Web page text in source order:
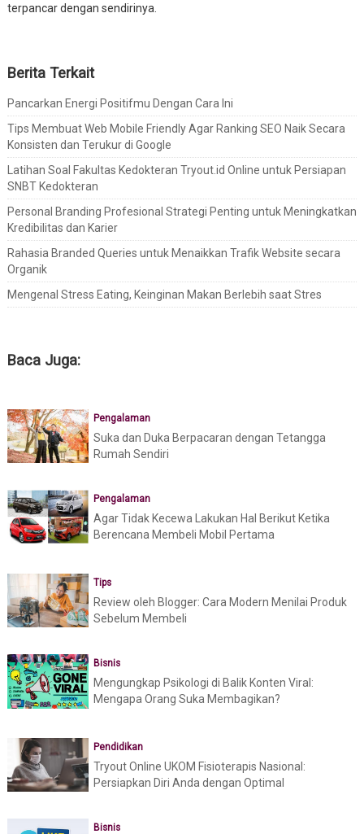
terpancar dengan sendirinya.
Berita Terkait
Pancarkan Energi Positifmu Dengan Cara Ini
Tips Membuat Web Mobile Friendly Agar Ranking SEO Naik Secara
Konsisten dan Terukur di Google
Latihan Soal Fakultas Kedokteran Tryout.id Online untuk Persiapan
SNBT Kedokteran
Personal Branding Profesional Strategi Penting untuk Meningkatkan
Kredibilitas dan Karier
Rahasia Branded Queries untuk Menaikkan Trafik Website secara
Organik
Mengenal Stress Eating, Keinginan Makan Berlebih saat Stres
Baca Juga:
Pengalaman
Suka dan Duka Berpacaran dengan Tetangga
Rumah Sendiri
Pengalaman
Agar Tidak Kecewa Lakukan Hal Berikut Ketika
Berencana Membeli Mobil Pertama
Tips
Review oleh Blogger: Cara Modern Menilai Produk
Sebelum Membeli
Bisnis
Mengungkap Psikologi di Balik Konten Viral:
Mengapa Orang Suka Membagikan?
Pendidikan
Tryout Online UKOM Fisioterapis Nasional:
Persiapkan Diri Anda dengan Optimal
Bisnis